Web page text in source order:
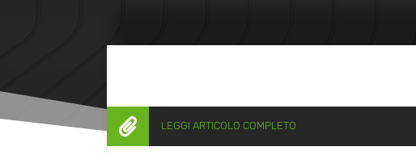
 LEGGI ARTICOLO COMPLETO